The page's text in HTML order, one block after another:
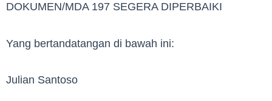
DOKUMEN/MDA 197 SEGERA DIPERBAIKI
Yang bertandatangan di bawah ini:
Julian Santoso